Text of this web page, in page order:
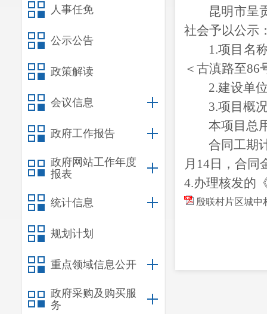
人事任免
公示公告
政策解读
会议信息
政府工作报告
政府网站工作年度
报表
统计信息
规划计划
重点领域信息公开
政府采购及购买服
务
昆明市呈
社会予以公示
1.项目名
＜古滇路至86
2.建设单
3.项目概
本项目总
合同工期
月14日，合同
4.办理核发的
殷联村片区城中